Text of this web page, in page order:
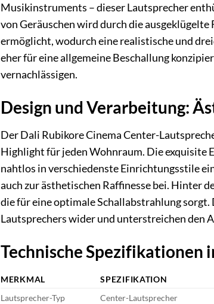
Musikinstruments – dieser Lautsprecher
von Geräuschen wird durch die
ermöglicht, wodurch eine realistische und
eher für eine allgemeine Beschallung
vernachlässigen.
Design und Verarbeitung:
Der Dali Rubikore Cinema Center-
Highlight für jeden Wohnraum. Die exquisite
nahtlos in verschiedenste Einrichtungsstile
auch zur ästhetischen Raffinesse bei. Hinter
die für eine optimale Schallabstrahlung
Lautsprechers wider und unterstreichen den
Technische Spezifikationen
MERKMAL
SPEZIFIKATION
Lautsprecher-Typ
Center-Lautsprecher